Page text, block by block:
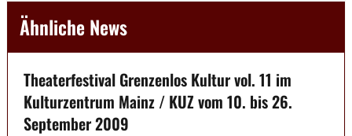
Ähnliche News
Theaterfestival Grenzenlos Kultur vol. 11 im
Kulturzentrum Mainz / KUZ vom 10. bis 26.
September 2009